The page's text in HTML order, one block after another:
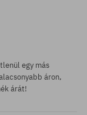
egy más
áron,
árát!